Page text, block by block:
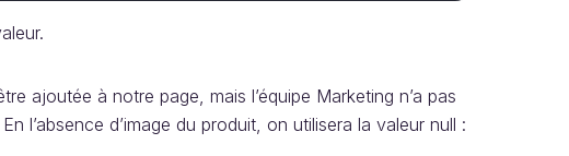
ajoutée à notre page, mais l’équipe Marketing n’a pas
l’absence d’image du produit, on utilisera la valeur null :